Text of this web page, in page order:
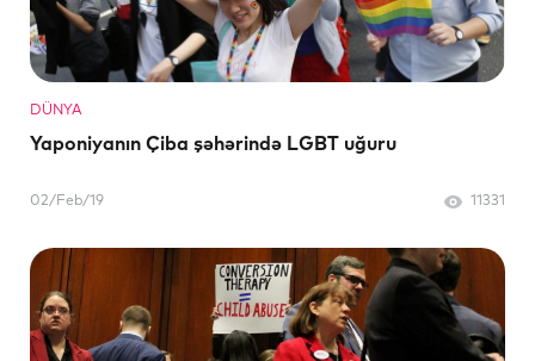
DÜNYA
Yaponiyanın Çiba şəhərində LGBT uğuru
02/Feb/19 11331